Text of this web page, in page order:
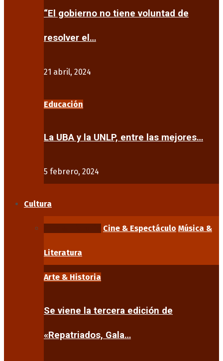
“El gobierno no tiene voluntad de
resolver el…
21 abril, 2024
Educación
La UBA y la UNLP, entre las mejores…
5 febrero, 2024
Cultura
Cine & Espectáculo Música &
Literatura
Arte & Historia
Se viene la tercera edición de
«Repatriados, Gala…